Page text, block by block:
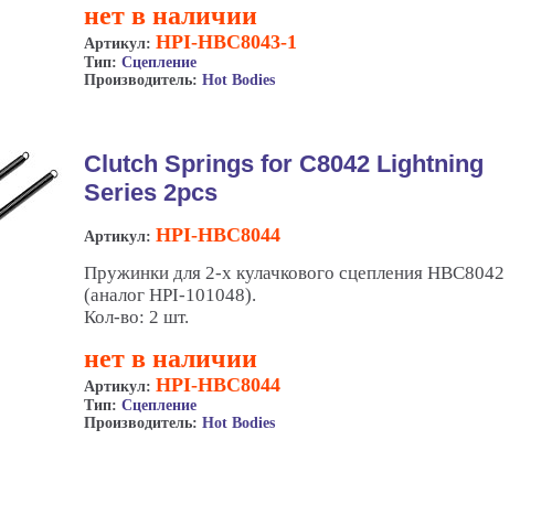
нет в наличии
Артикул: HPI-HBC8043-1
Тип: Сцепление
Производитель: Hot Bodies
Clutch Springs for C8042 Lightning
Series 2pcs
Артикул: HPI-HBC8044
Пружинки для 2-х кулачкового сцепления HBC8042
(аналог HPI-101048).
Кол-во: 2 шт.
нет в наличии
Артикул: HPI-HBC8044
Тип: Сцепление
Производитель: Hot Bodies